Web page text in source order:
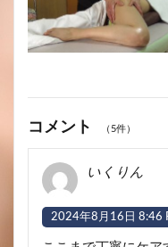
コメント （5件）
いくりん
2024年8月16日 8:46